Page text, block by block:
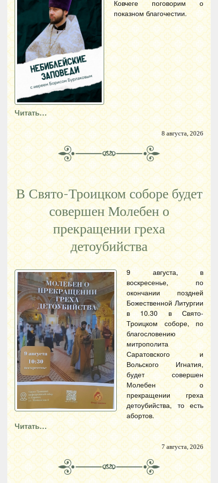
Ковчеге поговорим о
показном благочестии.
Читать…
8 августа, 2026
В Свято-Троицком соборе будет
совершен Молебен о
прекращении греха
детоубийства
9 августа, в
воскресенье, по
окончании поздней
Божественной Литургии
в 10.30 в Свято-
Троицком соборе, по
благословению
митрополита
Саратовского и
Вольского Игнатия,
будет совершен
Молебен о
прекращении греха
детоубийства, то есть
абортов.
Читать…
7 августа, 2026